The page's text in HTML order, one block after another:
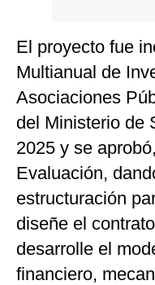
El proyecto fue
Multianual de
Asociaciones
del Ministerio de
2025 y se
Evaluación,
estructuración
diseñe el
desarrolle el
financiero,